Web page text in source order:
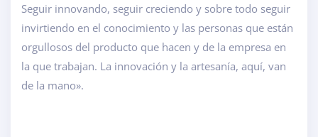
Seguir innovando, seguir creciendo y sobre todo seguir
invirtiendo en el conocimiento y las personas que están
orgullosos del producto que hacen y de la empresa en
la que trabajan. La innovación y la artesanía, aquí, van
de la mano».